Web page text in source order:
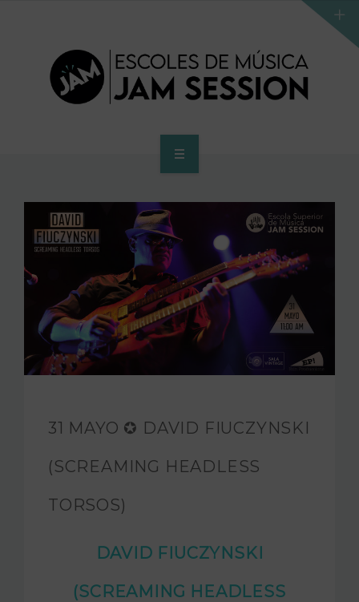
ESCUELA
PROGRAMA DE ACCESO AL SUPERIOR
CENTRO SUPERIOR
FUNDACIÓN JAM
CONTACTO
31 MAYO ✪ DAVID FIUCZYNSKI
(SCREAMING HEADLESS
TORSOS)
DAVID FIUCZYNSKI
(SCREAMING HEADLESS